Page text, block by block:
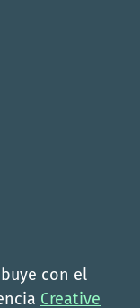
con el
Creative